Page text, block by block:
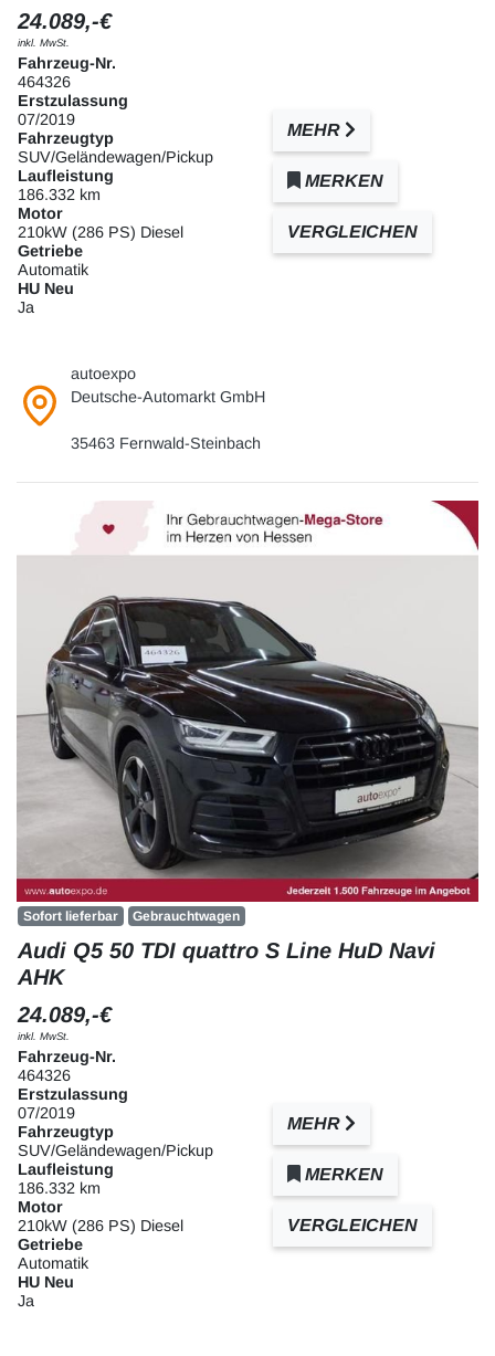
24.089,-€
inkl. MwSt.
Fahrzeug-Nr.
464326
Erstzulassung
07/2019
Fahrzeugtyp
SUV/Geländewagen/Pickup
Laufleistung
186.332 km
Motor
210kW (286 PS) Diesel
Getriebe
Automatik
HU Neu
Ja
MEHR
MERKEN
VERGLEICHEN
autoexpo
Deutsche-Automarkt GmbH
35463 Fernwald-Steinbach
Sofort lieferbar Gebrauchtwagen
Audi Q5 50 TDI quattro S Line HuD Navi
AHK
24.089,-€
inkl. MwSt.
Fahrzeug-Nr.
464326
Erstzulassung
07/2019
Fahrzeugtyp
SUV/Geländewagen/Pickup
Laufleistung
186.332 km
Motor
210kW (286 PS) Diesel
Getriebe
Automatik
HU Neu
Ja
MEHR
MERKEN
VERGLEICHEN